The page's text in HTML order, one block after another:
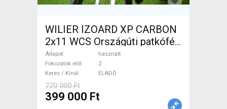
WILIER IZOARD XP CARBON
2x11 WCS Országúti patkófék
használt ELADÓ
Állapot
használt
Fokozatok elöl
2
Keres / Kínál
ELADÓ
720 000 Ft
399 000 Ft